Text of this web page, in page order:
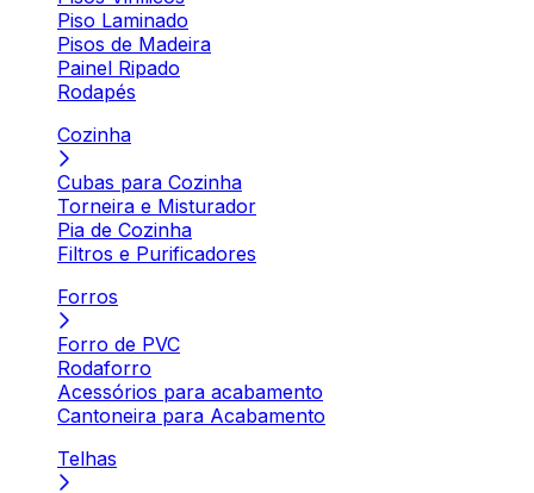
Piso Laminado
Pisos de Madeira
Painel Ripado
Rodapés
Cozinha
Cubas para Cozinha
Torneira e Misturador
Pia de Cozinha
Filtros e Purificadores
Forros
Forro de PVC
Rodaforro
Acessórios para acabamento
Cantoneira para Acabamento
Telhas